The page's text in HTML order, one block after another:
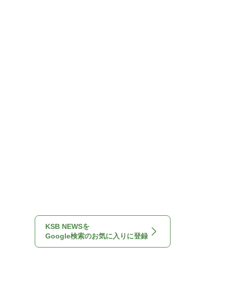
KSB NEWSを
Google検索のお気に入りに登録